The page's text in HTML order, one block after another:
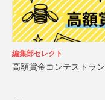
編集部セレクト
高額賞金コンテストラ